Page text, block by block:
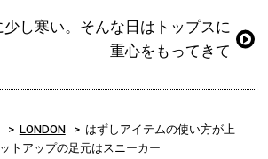
し寒い。そんな日はトップスに
重心をもってきて
LONDON
はずしアイテムの使い方が上
トアップの足元はスニーカー